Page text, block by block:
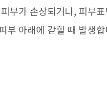
부가 손상되거나, 피부
부 아래에 갇힐 때 발생